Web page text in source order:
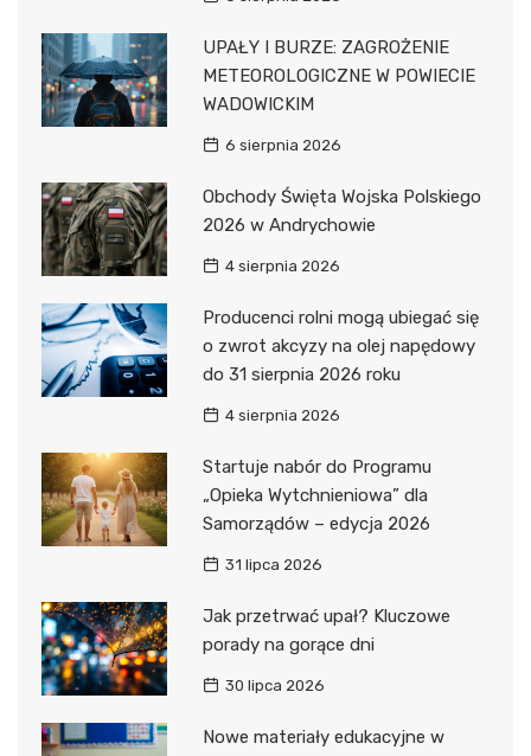
UPAŁY I BURZE: ZAGROŻENIE
METEOROLOGICZNE W POWIECIE
WADOWICKIM
6 sierpnia 2026
Obchody Święta Wojska Polskiego
2026 w Andrychowie
4 sierpnia 2026
Producenci rolni mogą ubiegać się
o zwrot akcyzy na olej napędowy
do 31 sierpnia 2026 roku
4 sierpnia 2026
Startuje nabór do Programu
„Opieka Wytchnieniowa” dla
Samorządów – edycja 2026
31 lipca 2026
Jak przetrwać upał? Kluczowe
porady na gorące dni
30 lipca 2026
Nowe materiały edukacyjne w